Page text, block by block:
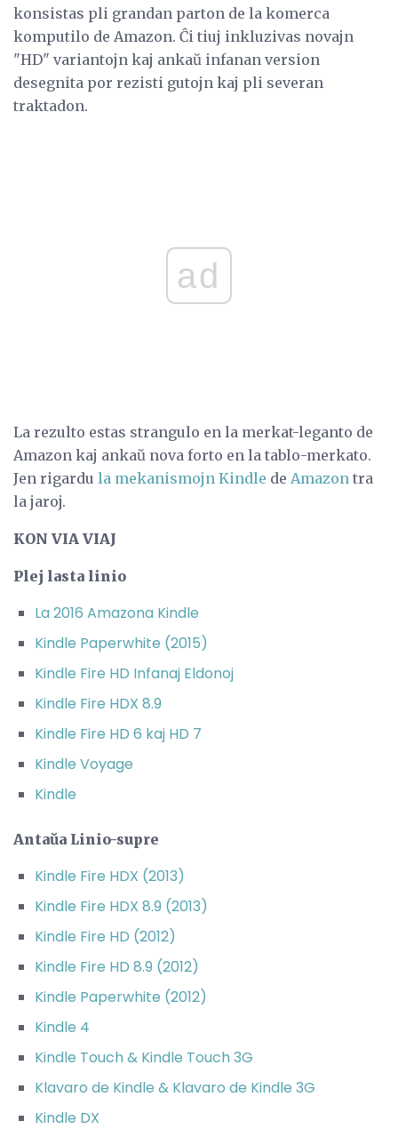
konsistas pli grandan parton de la komerca
komputilo de Amazon. Ĉi tiuj inkluzivas novajn
"HD" variantojn kaj ankaŭ infanan version
desegnita por rezisti gutojn kaj pli severan
traktadon.
ad
La rezulto estas strangulo en la merkat-leganto de
Amazon kaj ankaŭ nova forto en la tablo-merkato.
Jen rigardu la mekanismojn Kindle de Amazon tra
la jaroj.
KON VIA VIAJ
Plej lasta linio
La 2016 Amazona Kindle
Kindle Paperwhite (2015)
Kindle Fire HD Infanaj Eldonoj
Kindle Fire HDX 8.9
Kindle Fire HD 6 kaj HD 7
Kindle Voyage
Kindle
Antaŭa Linio-supre
Kindle Fire HDX (2013)
Kindle Fire HDX 8.9 (2013)
Kindle Fire HD (2012)
Kindle Fire HD 8.9 (2012)
Kindle Paperwhite (2012)
Kindle 4
Kindle Touch & Kindle Touch 3G
Klavaro de Kindle & Klavaro de Kindle 3G
Kindle DX